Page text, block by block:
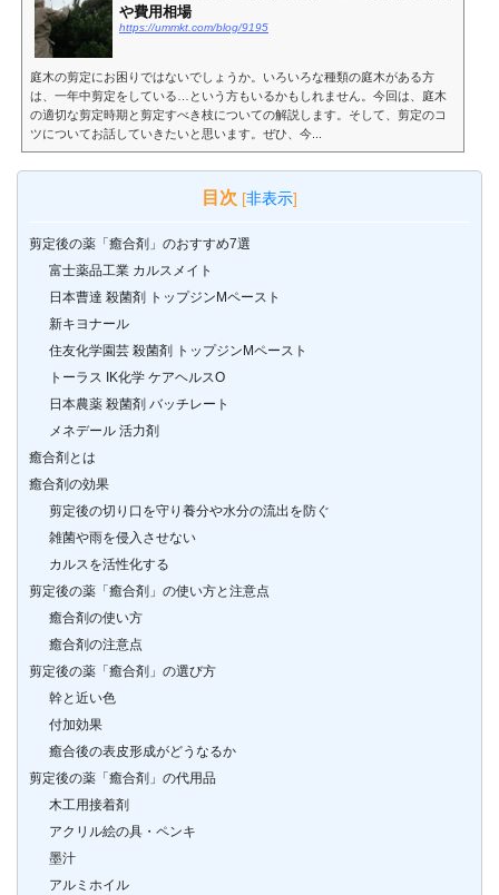
や費用相場
https://ummkt.com/blog/9195
庭木の剪定にお困りではないでしょうか。いろいろな種類の庭木がある方
は、一年中剪定をしている…という方もいるかもしれません。今回は、庭木
の適切な剪定時期と剪定すべき枝についての解説します。そして、剪定のコ
ツについてお話していきたいと思います。ぜひ、今...
目次 [非表示]
剪定後の薬「癒合剤」のおすすめ7選
富士薬品工業 カルスメイト
日本曹達 殺菌剤 トップジンMペースト
新キヨナール
住友化学園芸 殺菌剤 トップジンMペースト
トーラス IK化学 ケアヘルスO
日本農薬 殺菌剤 バッチレート
メネデール 活力剤
癒合剤とは
癒合剤の効果
剪定後の切り口を守り養分や水分の流出を防ぐ
雑菌や雨を侵入させない
カルスを活性化する
剪定後の薬「癒合剤」の使い方と注意点
癒合剤の使い方
癒合剤の注意点
剪定後の薬「癒合剤」の選び方
幹と近い色
付加効果
癒合後の表皮形成がどうなるか
剪定後の薬「癒合剤」の代用品
木工用接着剤
アクリル絵の具・ペンキ
墨汁
アルミホイル